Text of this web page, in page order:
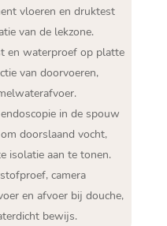
vloeren en druktest
van de lekzone.​
en waterproef op platte
van doorvoeren,
in de spouw
doorslaand vocht,
isolatie aan te tonen.​
camera
en afvoer bij douche,
bewijs.​